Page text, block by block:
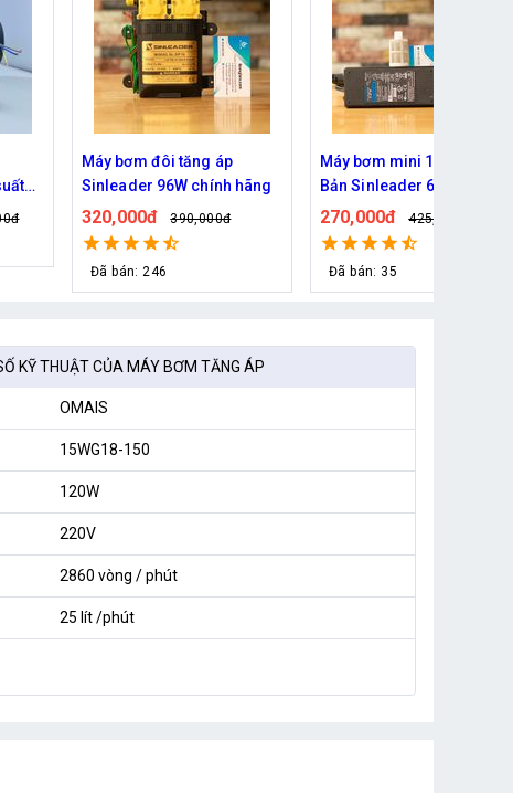
Máy bơm mini 12V Nhật
Bản Sinleader 60W trọn bộ
270,000đ 425,000đ
Đã bán: 35
Máy bơm tăng áp 220V
TA9798 Pro - Công suất
100W
590,000đ 750,000đ
Đã bán: 24
KỸ THUẬT CỦA MÁY BƠM TĂNG ÁP
OMAIS
15WG18-150
120W
220V
2860 vòng / phút
25 lít /phút